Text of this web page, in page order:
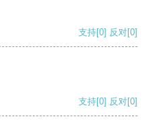
支持[0] 反对[0]
支持[0] 反对[0]